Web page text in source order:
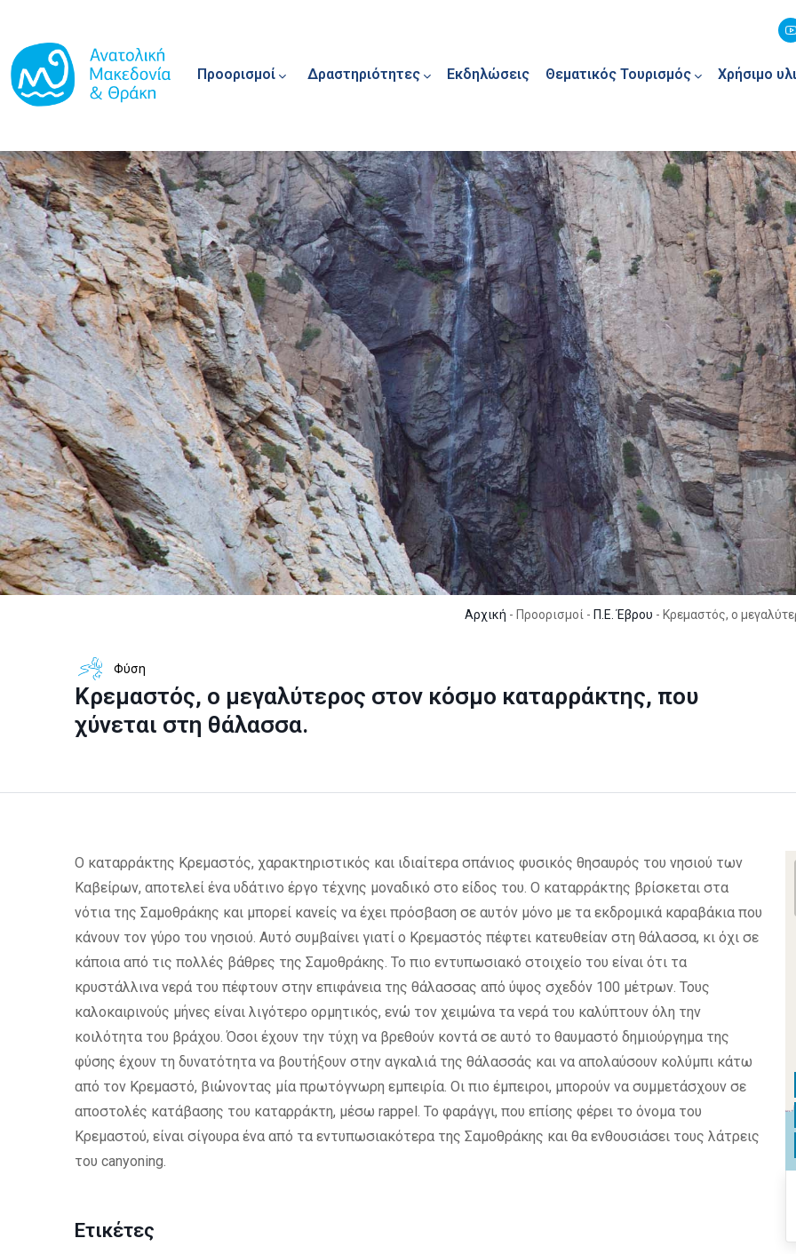
Προορισμοί Δραστηριότητες Εκδηλώσεις Θεματικός Τουρισμός Χρήσιμο
Αρχική - Προορισμοί - Π.Ε. Έβρου - Κρεμαστός, ο
Φύση
Κρεμαστός, ο μεγαλύτερος στον κόσμο καταρράκτης, που
χύνεται στη θάλασσα.
Ο καταρράκτης Κρεμαστός, χαρακτηριστικός και ιδιαίτερα σπάνιος φυσικός θησαυρός του νησιού των
Καβείρων, αποτελεί ένα υδάτινο έργο τέχνης μοναδικό στο είδος του. Ο καταρράκτης βρίσκεται στα
νότια της Σαμοθράκης και μπορεί κανείς να έχει πρόσβαση σε αυτόν μόνο με τα εκδρομικά καραβάκια που
κάνουν τον γύρο του νησιού. Αυτό συμβαίνει γιατί ο Κρεμαστός πέφτει κατευθείαν στη θάλασσα, κι όχι σε
κάποια από τις πολλές βάθρες της Σαμοθράκης. Το πιο εντυπωσιακό στοιχείο του είναι ότι τα
κρυστάλλινα νερά του πέφτουν στην επιφάνεια της θάλασσας από ύψος σχεδόν 100 μέτρων. Τους
καλοκαιρινούς μήνες είναι λιγότερο ορμητικός, ενώ τον χειμώνα τα νερά του καλύπτουν όλη την
κοιλότητα του βράχου. Όσοι έχουν την τύχη να βρεθούν κοντά σε αυτό το θαυμαστό δημιούργημα της
φύσης έχουν τη δυνατότητα να βουτήξουν στην αγκαλιά της θάλασσάς και να απολαύσουν κολύμπι κάτω
από τον Κρεμαστό, βιώνοντας μία πρωτόγνωρη εμπειρία. Οι πιο έμπειροι, μπορούν να συμμετάσχουν σε
αποστολές κατάβασης του καταρράκτη, μέσω rappel. Το φαράγγι, που επίσης φέρει το όνομα του
Κρεμαστού, είναι σίγουρα ένα από τα εντυπωσιακότερα της Σαμοθράκης και θα ενθουσιάσει τους λάτρεις
του canyoning.
Ετικέτες